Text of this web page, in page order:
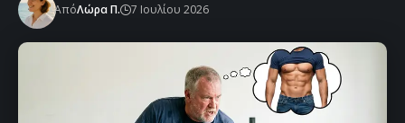
ΑπόΛώρα Π. 7 Ιουλίου 2026